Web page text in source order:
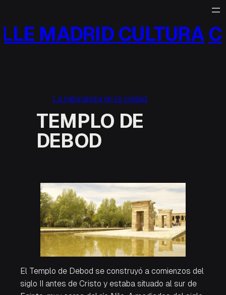
contenidoMADRID CULTURA
La naturaleza en la ciudad
TEMPLO DE
DEBOD
El Templo de Debod se construyó a comienzos del
siglo II antes de Cristo y estaba situado al sur de